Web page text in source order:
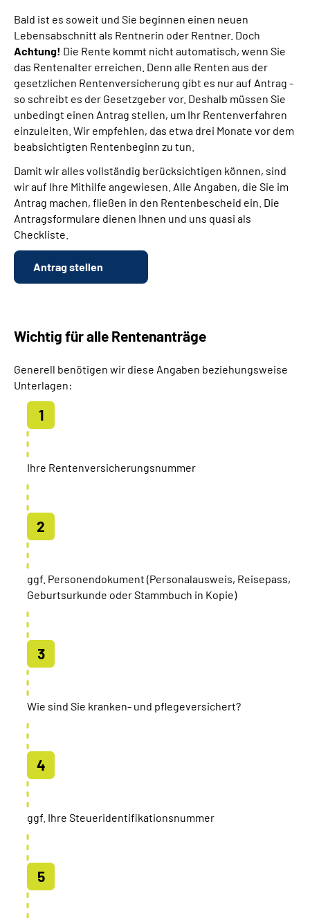
Bald ist es soweit und Sie beginnen einen neuen
Lebensabschnitt als Rentnerin oder Rentner. Doch
Achtung! Die Rente kommt nicht automatisch, wenn Sie
das Rentenalter erreichen. Denn alle Renten aus der
gesetzlichen Rentenversicherung gibt es nur auf Antrag -
so schreibt es der Gesetzgeber vor. Deshalb müssen Sie
unbedingt einen Antrag stellen, um Ihr Rentenverfahren
einzuleiten. Wir empfehlen, das etwa drei Monate vor dem
beabsichtigten Rentenbeginn zu tun.
Damit wir alles vollständig berücksichtigen können, sind
wir auf Ihre Mithilfe angewiesen. Alle Angaben, die Sie im
Antrag machen, fließen in den Rentenbescheid ein. Die
Antragsformulare dienen Ihnen und uns quasi als
Checkliste.
Antrag stellen
Wichtig für alle Rentenanträge
Generell benötigen wir diese Angaben beziehungsweise
Unterlagen:
Ihre Rentenversicherungsnummer
ggf. Personendokument (Personalausweis, Reisepass,
Geburtsurkunde oder Stammbuch in Kopie)
Wie sind Sie kranken- und pflegeversichert?
ggf. Ihre Steueridentifikationsnummer